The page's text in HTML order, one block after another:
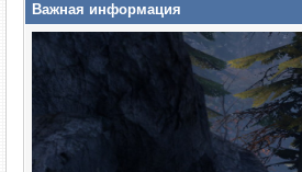
Важная информация